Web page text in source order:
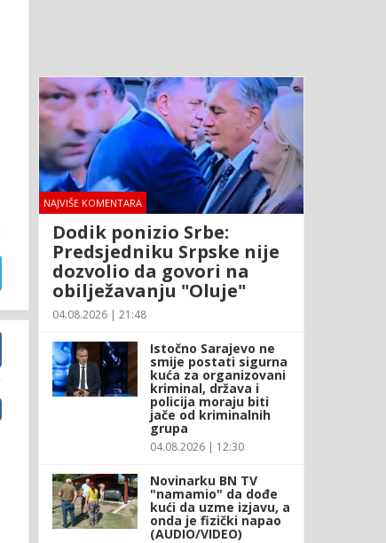
NAJVIŠE KOMENTARA
Dodik ponizio Srbe:
Predsjedniku Srpske nije
dozvolio da govori na
obilježavanju "Oluje"
04.08.2026 | 21:48
Istočno Sarajevo ne
smije postati sigurna
kuća za organizovani
kriminal, država i
policija moraju biti
jače od kriminalnih
grupa
04.08.2026 | 12:30
Novinarku BN TV
"namamio" da dođe
kući da uzme izjavu, a
onda je fizički napao
(AUDIO/VIDEO)